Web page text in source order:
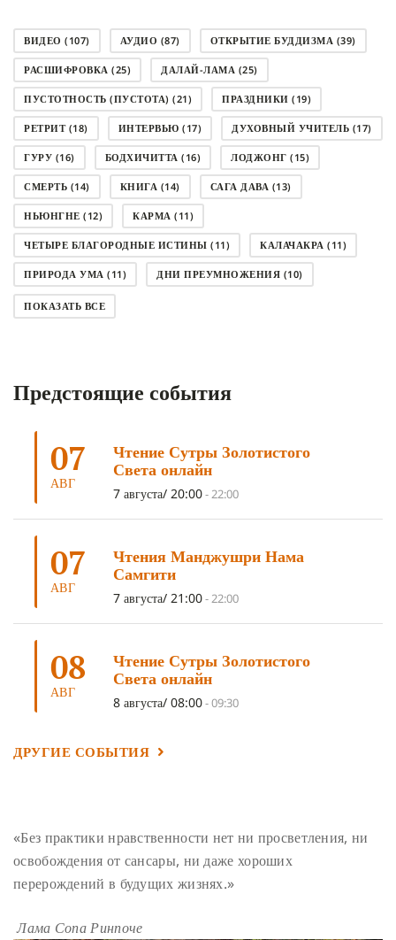
ВИДЕО (107) АУДИО (87) ОТКРЫТИЕ БУДДИЗМА (39)
РАСШИФРОВКА (25) ДАЛАЙ-ЛАМА (25)
ПУСТОТНОСТЬ (ПУСТОТА) (21) ПРАЗДНИКИ (19)
РЕТРИТ(18) ИНТЕРВЬЮ (17) ДУХОВНЫЙ УЧИТЕЛЬ (17)
ГУРУ (16) БОДХИЧИТТА (16) ЛОДЖОНГ (15)
СМЕРТЬ (14) КНИГА (14) САГА ДАВА (13)
НЬЮНГНЕ (12) КАРМА (11)
ЧЕТЫРЕ БЛАГОРОДНЫЕ ИСТИНЫ (11) КАЛАЧАКРА (11)
ПРИРОДА УМА (11) ДНИ ПРЕУМНОЖЕНИЯ (10)
СОВЕТ(10)
АНАЛИТИЧЕСКАЯ МЕДИТАЦИЯ(7)
ТРИ ОСНОВЫ ПУТИ(5) ЛХАБАБ ДУЧЕН(5)
ОЧИСТИТЕЛЬНЫЕ ПРАКТИКИ(5)
УМ И ЕГО ПОТЕНЦИАЛ
ОТРЕЧЕНИЕ
ПОДНОШЕНИЯ (4) ВОСЕМЬ СТРОФ(4)
ГАНДЕН ЛХАГЬЯМА(3) РАВНОСТНОСТЬ
ШАМАТХА(3) НИРВАНА(3) СХЕМЫ ЛАМРИМА(3)
ТРЕНИРОВКА УМА МОНАШЕСТВО
ПРЕДВАРИТЕЛЬНЫЕ ПРАКТИКИ(3)
ЧОКОР ДЮЧЕН
ПРОИСХОЖДЕНИЯ(2)
ПАМЯТКА ПРАДЖНЯПАРАМИТА (2)
ЧЕТЫРЕ БЕЗМЕРНЫХ(2)
ПОКАЗАТЬ ВСЕ
Предстоящие события
07
АВГ
Чтение Сутры Золотистого
Света онлайн
7 августа/ 20:00-22:00
07
АВГ
Чтения Манджушри Нама
Самгити
7 августа/ 21:00-22:00
08
АВГ
Чтение Сутры Золотистого
Света онлайн
8 августа/ 08:00-09:30
ДРУГИЕ СОБЫТИЯ
«Без практики нравственности нет ни просветления, ни
освобождения от сансары, ни даже хороших
перерождений в будущих жизнях.»
Лама Сопа Ринпоче